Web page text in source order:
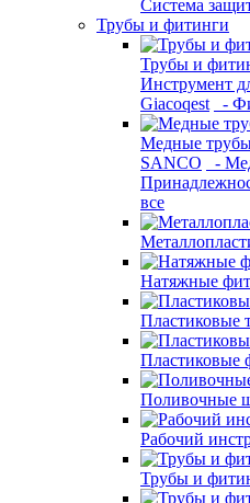
Система
Трубы и фитинги
Трубы и
Инструмент
Giacoqest
-
Медные
SANCO
-
все
Натяжные
Пластиковые
Пластиковые
Поливочные
Рабочий
Трубы и